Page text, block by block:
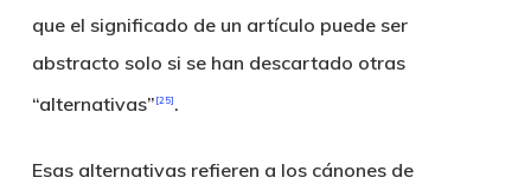
que el significado de un artículo puede ser
abstracto solo si se han descartado otras
“alternativas” [25] .
Esas alternativas refieren a los cánones de